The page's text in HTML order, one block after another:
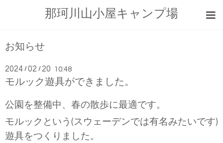
那珂川山小屋キャンプ場
お知らせ
2024 /02 / 20 10:48
モルック遊具ができました。
公園を整備中、春の散歩に最適です。
モルックという(スウェーデンでは有名みたいです)
遊具をつくりました。